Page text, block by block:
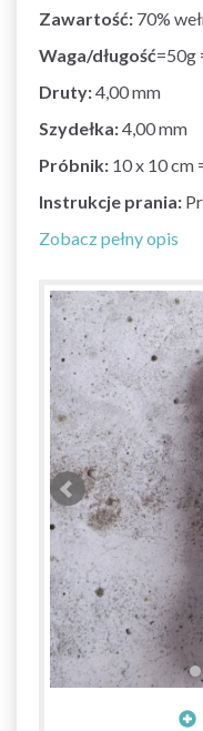
Zawartość: 70%
Waga/długość=50g
Druty:4,00 mm
Szydełka:4,00 mm
Próbnik: 10 x 10 cm
Instrukcje prania:
Zobacz pełny opis